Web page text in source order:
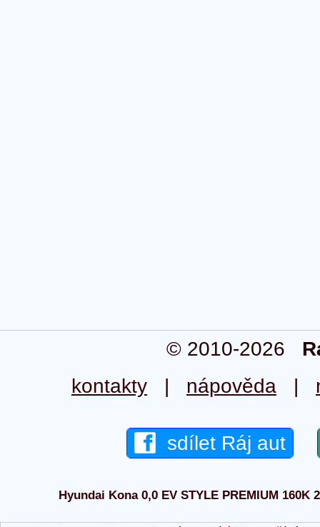
© 2010-2026
kontakty | nápověda |
sdílet Ráj aut
Hyundai Kona 0,0 EV STYLE PREMIUM 160K